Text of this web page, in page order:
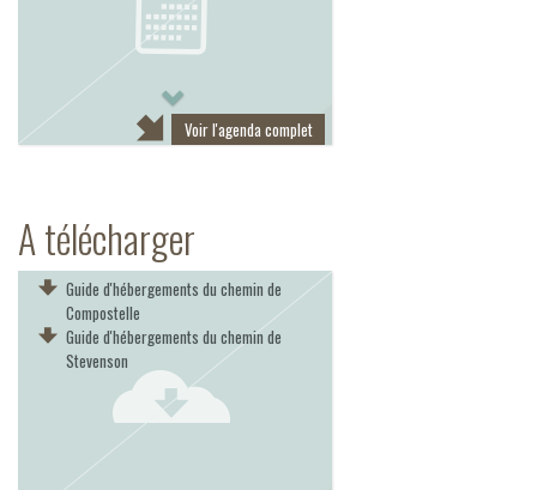
Voir l'agenda complet
A télécharger
Guide d'hébergements du chemin de
Compostelle
Guide d'hébergements du chemin de
Stevenson